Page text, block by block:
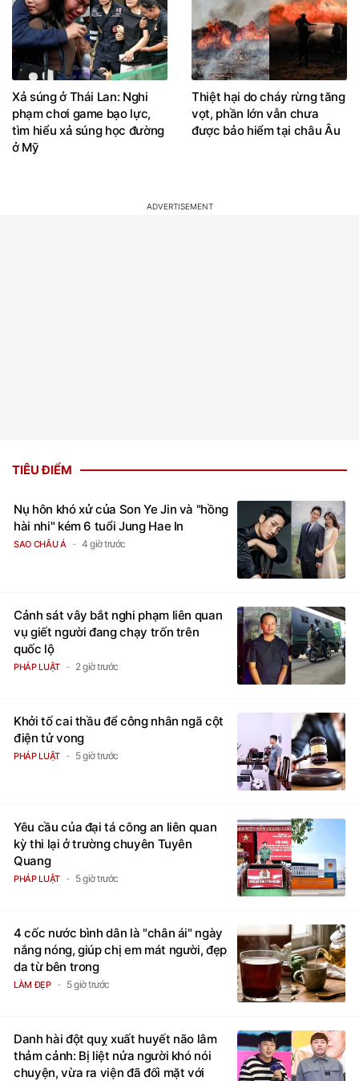
Xả súng ở Thái Lan: Nghi
phạm chơi game bạo lực,
tìm hiểu xả súng học đường
ở Mỹ
Thiệt hại do cháy rừng tăng
vọt, phần lớn vẫn chưa
được bảo hiểm tại châu Âu
TIÊU ĐIỂM
Nụ hôn khó xử của Son Ye Jin và "hồng
hài nhi" kém 6 tuổi Jung Hae In
SAO CHÂU Á 4 giờ trước
Cảnh sát vây bắt nghi phạm liên quan
vụ giết người đang chạy trốn trên
quốc lộ
PHÁP LUẬT 2 giờ trước
Khởi tố cai thầu để công nhân ngã cột
điện tử vong
PHÁP LUẬT 5 giờ trước
Yêu cầu của đại tá công an liên quan
kỳ thi lại ở trường chuyên Tuyên
Quang
PHÁP LUẬT 5 giờ trước
4 cốc nước bình dân là "chân ái" ngày
nắng nóng, giúp chị em mát người, đẹp
da từ bên trong
LÀM ĐẸP 5 giờ trước
Danh hài đột quỵ xuất huyết não lâm
thảm cảnh: Bị liệt nửa người khó nói
chuyện, vừa ra viện đã đối mặt với